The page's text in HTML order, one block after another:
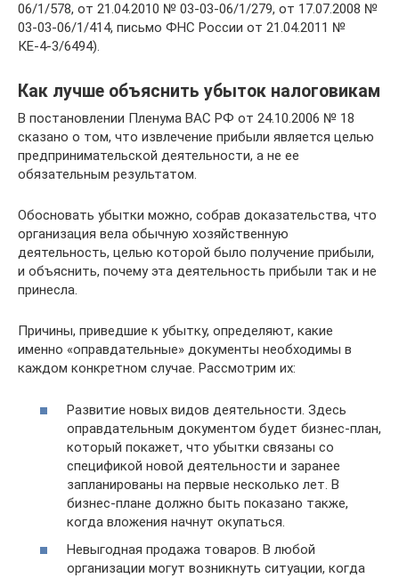
06/1/578, от 21.04.2010 № 03-03-06/1/279, от 17.07.2008 №
03-03-06/1/414, письмо ФНС России от 21.04.2011 №
КЕ-4-3/6494).
Как лучше объяснить убыток налоговикам
В постановлении Пленума ВАС РФ от 24.10.2006 № 18
сказано о том, что извлечение прибыли является целью
предпринимательской деятельности, а не ее
обязательным результатом.
Обосновать убытки можно, собрав доказательства, что
организация вела обычную хозяйственную
деятельность, целью которой было получение прибыли,
и объяснить, почему эта деятельность прибыли так и не
принесла.
Причины, приведшие к убытку, определяют, какие
именно «оправдательные» документы необходимы в
каждом конкретном случае. Рассмотрим их:
Развитие новых видов деятельности. Здесь
оправдательным документом будет бизнес-план,
который покажет, что убытки связаны со
спецификой новой деятельности и заранее
запланированы на первые несколько лет. В
бизнес-плане должно быть показано также,
когда вложения начнут окупаться.
Невыгодная продажа товаров. В любой
организации могут возникнуть ситуации, когда